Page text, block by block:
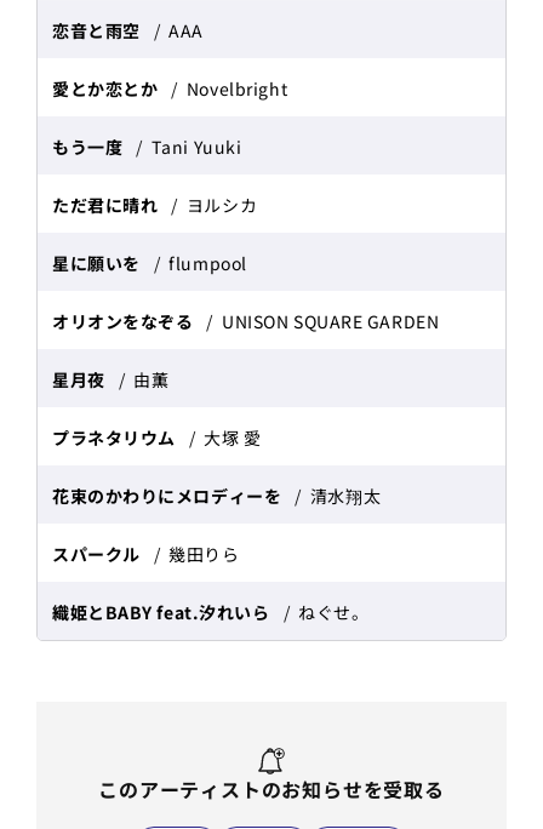
恋音と雨空 AAA
愛とか恋とか Novelbright
もう一度 Tani Yuuki
ただ君に晴れ ヨルシカ
星に願いを flumpool
オリオンをなぞる UNISON SQUARE GARDEN
星月夜 由薫
プラネタリウム 大塚 愛
花束のかわりにメロディーを 清水翔太
スパークル 幾田りら
織姫とBABY feat.汐れいら ねぐせ。
このアーティストのお知らせを受取る